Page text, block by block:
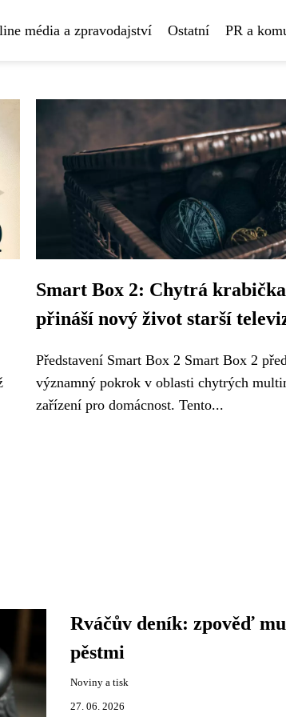
média a zpravodajství Ostatní PR a
Smart Box 2: Chytrá
přináší nový život starší
Představení Smart Box 2 Smart Box 2
významný pokrok v oblasti chytrých
zařízení pro domácnost. Tento...
Rváčův deník: zpověď
pěstmi
Noviny a tisk
27. 06. 2026